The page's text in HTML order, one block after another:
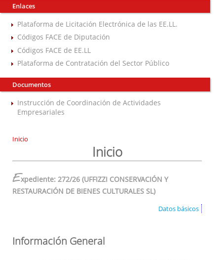
Enlaces
Plataforma de Licitación Electrónica de las EE.LL.
Códigos FACE de Diputación
Códigos FACE de EE.LL
Plataforma de Contratación del Sector Público
Documentos
Instrucción de Coordinación de Actividades
Empresariales
Inicio
Inicio
Expediente: 272/26 (UFFIZZI CONSERVACIÓN Y
RESTAURACIÓN DE BIENES CULTURALES SL)
Datos básicos
Información General